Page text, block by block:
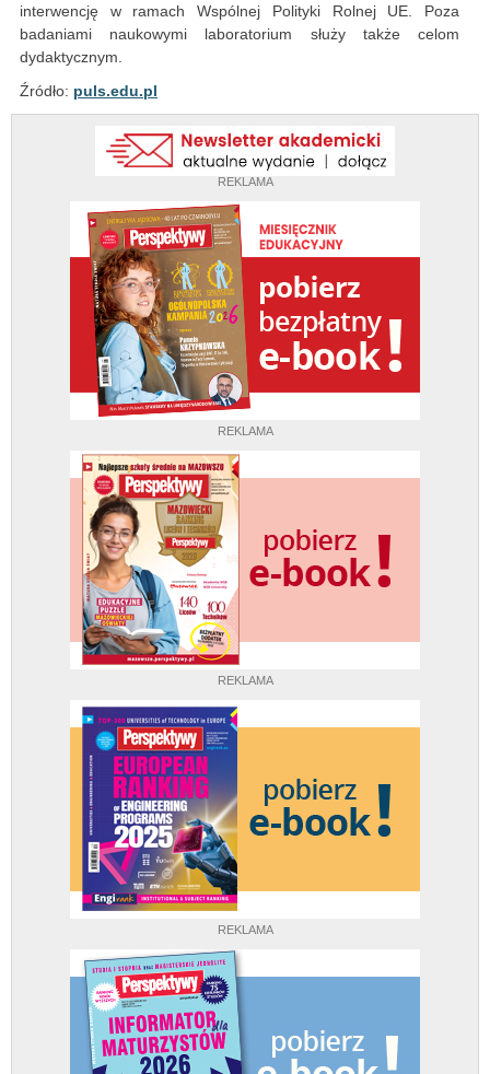
REKLAMA
REKLAMA
REKLAMA
REKLAMA
interwencję w ramach Wspólnej Polityki Rolnej UE. Poza
badaniami naukowymi laboratorium służy także celom
dydaktycznym.
Źródło: puls.edu.pl